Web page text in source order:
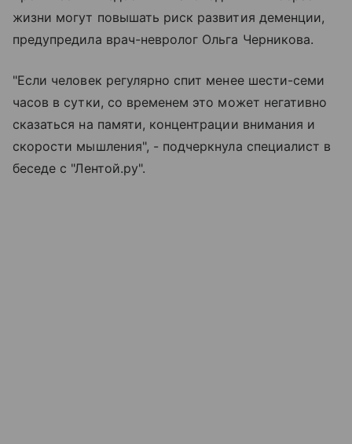
жизни могут повышать риск развития деменции,
предупредила врач-невролог Ольга Черникова.
"Если человек регулярно спит менее шести-семи
часов в сутки, со временем это может негативно
сказаться на памяти, концентрации внимания и
скорости мышления", - подчеркнула специалист в
беседе с "Лентой.ру".